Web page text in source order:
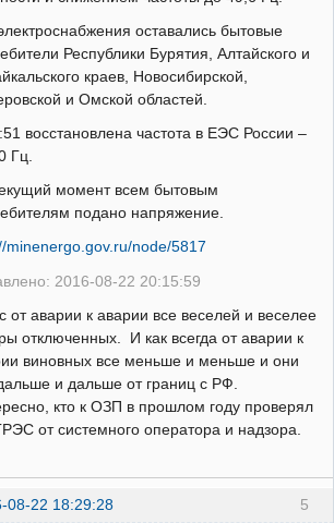
оставались бытовые
Республики Бурятия, Алтайского и
краев, Новосибирской,
и Омской областей.
восстановлена частота в ЕЭС России –
Гц.
момент всем бытовым
подано напряжение.
minenergo.gov.ru/node/5817
2016-08-22 20:15:59
от аварии к аварии все веселей и веселее
отключенных. И как всегда от аварии к
виновных все меньше и меньше и они
и дальше от границ с РФ.
кто к ОЗП в прошлом году проверял
от системного оператора и надзора.
5
08-22 18:29:28